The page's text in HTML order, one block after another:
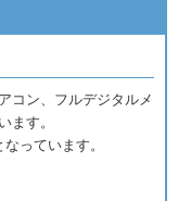
コン、フルデジタルメ
ます。
っています。